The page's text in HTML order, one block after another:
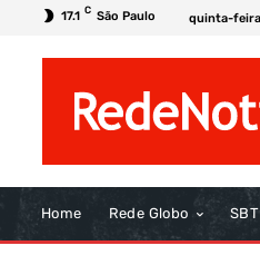
17.1 C São Paulo quinta-
Home Rede Globo SBT